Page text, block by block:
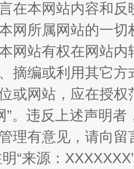
、麦地、白藏房 除
言在本网站内容和
网所属网站的一
网站有权在网站
摘编或利用其它
或网站，应在授
”。违反上述声明
理有意见，请向
“来源：